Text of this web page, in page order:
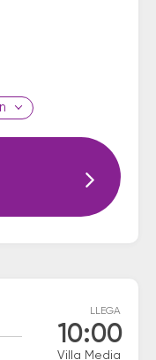
LLEGA
10:00
Villa Media